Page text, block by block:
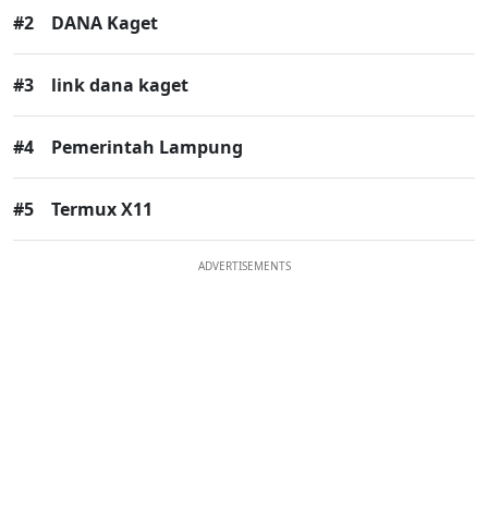
#2 DANA Kaget
#3 link dana kaget
#4 Pemerintah Lampung
#5 Termux X11
ADVERTISEMENTS